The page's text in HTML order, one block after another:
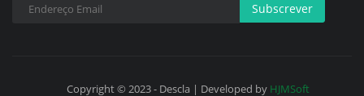
Subscrever
Copyright © 2023 - Descla | Developed by HJMSoft